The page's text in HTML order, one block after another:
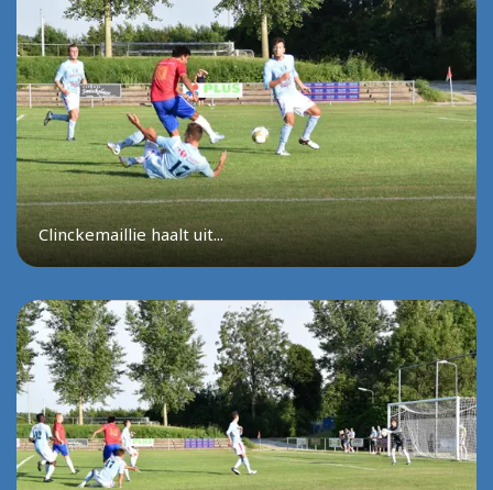
Clinckemaillie haalt uit...